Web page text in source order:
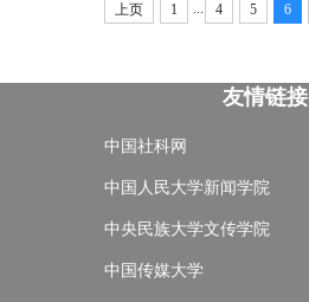
上页 1 4 5 6
友情链接
中国社科网
中国人民大学新闻学院
中央民族大学文传学院
中国传媒大学